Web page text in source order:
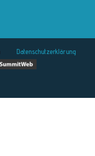
Datenschutzerklärung